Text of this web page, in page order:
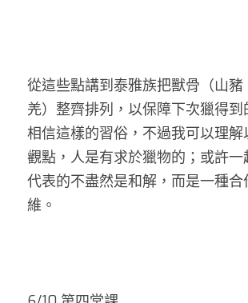
從這些點講到泰雅族把獸骨（山豬
羌）整齊排列，以保障下次獵得
相信這樣的習俗，不過我可以理解
觀點，人是有求於獵物的；或許
代表的不盡然是和解，而是一種合
維。